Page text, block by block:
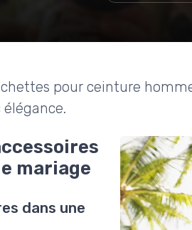
pour ceinture
mariage
dans une